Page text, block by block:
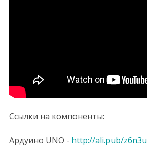
Ссылки на компоненты:
Ардуино UNO - http://ali.pub/z6n3u